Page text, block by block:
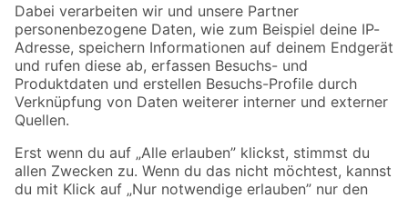
Zahlungsarten Versandarten
Sicher einkaufen